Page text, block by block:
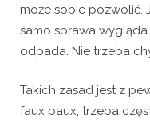
może sobie pozwolić.
samo sprawa wygląda
odpada. Nie trzeba
Takich zasad jest z
faux paux, trzeba